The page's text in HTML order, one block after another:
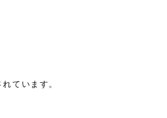
ています。